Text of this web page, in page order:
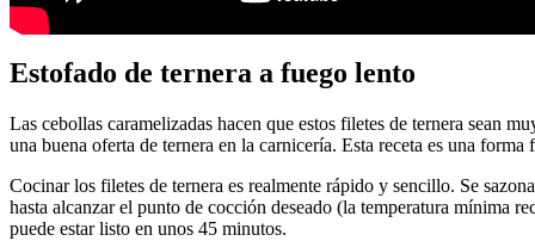
Estofado de ternera a fuego lento
Las cebollas caramelizadas hacen que estos filetes de ternera sean
una buena oferta de ternera en la carnicería. Esta receta es una
Cocinar los filetes de ternera es realmente rápido y sencillo. Se
hasta alcanzar el punto de cocción deseado (la temperatura mínima
puede estar listo en unos 45 minutos.